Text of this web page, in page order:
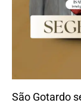
São Gotardo